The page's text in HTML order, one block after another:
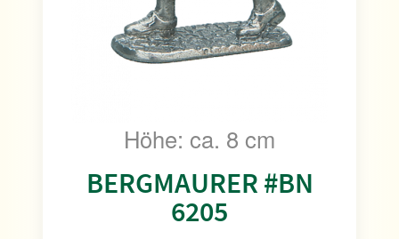
Höhe: ca. 8 cm
BERGMAURER #BN
6205